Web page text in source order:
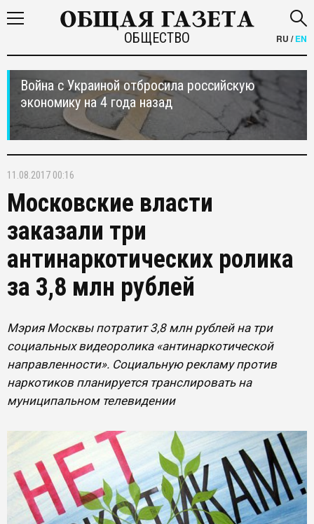
ОБЩЕСТВО RU /EN
Война с Украиной отбросила российскую
экономику на 4 года назад
11.08.2017 00:16
Московские власти
заказали три
антинаркотических ролика
за 3,8 млн рублей
Мэрия Москвы потратит 3,8 млн рублей на три
социальных видеоролика «антинаркотической
направленности». Социальную рекламу против
наркотиков планируется транслировать на
муниципальном телевидении